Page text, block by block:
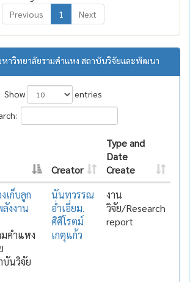
Previous
1 Next
าวิทยาลัยรามคำแหง สถาบันวิจัยและพัฒนา
Show
entries
Creator
Type and
Date
Create
เก็บลูก
งงาน
คำแหง
บันวิจัย
นันทวรรณ
อ่ำเอี่ยม.
ศิศีโรตม์
เกตุแก้ว
งาน
วิจัย/Research
report